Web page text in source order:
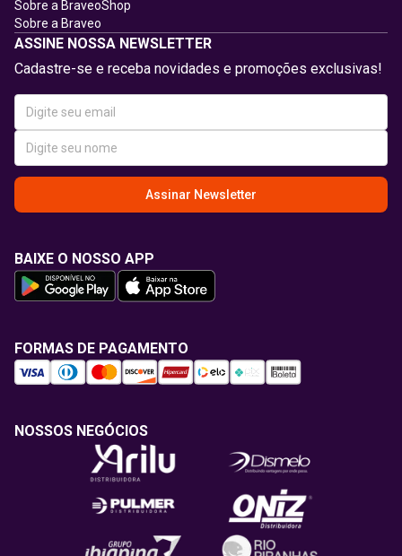
Sobre a BraveoShop
Sobre a Braveo
ASSINE NOSSA NEWSLETTER
Cadastre-se e receba novidades e promoções exclusivas!
Assinar Newsletter
BAIXE O NOSSO APP
FORMAS DE PAGAMENTO
NOSSOS NEGÓCIOS